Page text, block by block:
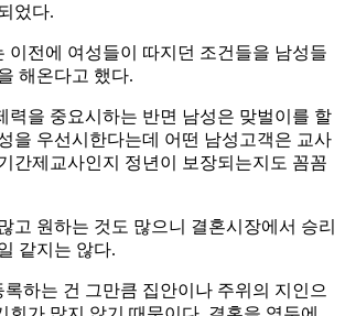
었다.
이전에 여성들이 따지던 조건들을 남성들
해온다고 했다.
력을 중요시하는 반면 남성은 맞벌이를 할
을 우선시한다는데 어떤 남성고객은 교사
간제교사인지 정년이 보장되는지도 꼼꼼
고 원하는 것도 많으니 결혼시장에서 승리
같지는 않다.
하는 건 그만큼 집안이나 주위의 지인으